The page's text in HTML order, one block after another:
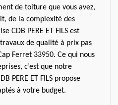
de toiture que vous avez,
de la complexité des
CDB PERE ET FILS est
de qualité à prix pas
Ferret 33950. Ce qui nous
c’est que notre
PERE ET FILS propose
à votre budget.